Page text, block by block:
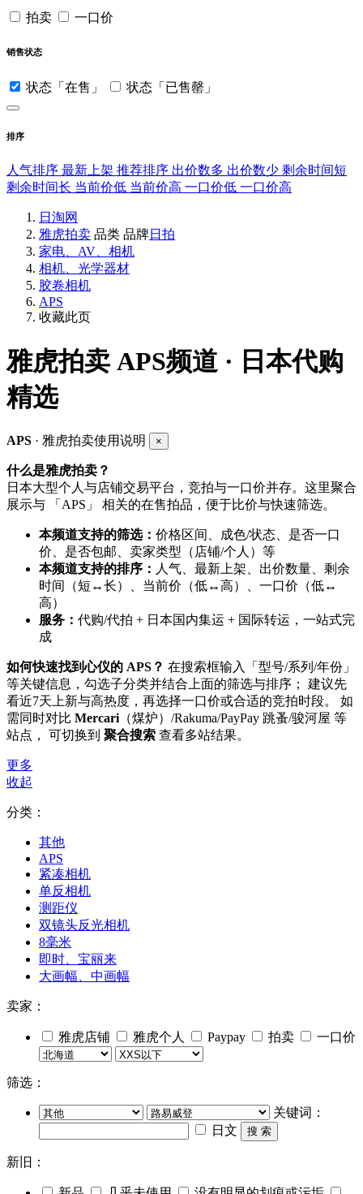
拍卖 一口价
销售状态
状态「在售」 状态「已售罄」
排序
人气排序 最新上架 推荐排序 出价数多 出价数少 剩余时间短
剩余时间长 当前价低 当前价高 一口价低 一口价高
日淘网
雅虎拍卖 品类 品牌日拍
家电、AV、相机
相机、光学器材
胶卷相机
APS
收藏此页
雅虎拍卖 APS频道 · 日本代购
精选
APS · 雅虎拍卖使用说明 ×
什么是雅虎拍卖？
日本大型个人与店铺交易平台，竞拍与一口价并存。这里聚合
展示与 「APS」 相关的在售拍品，便于比价与快速筛选。
本频道支持的筛选： 价格区间、成色/状态、是否一口
价、是否包邮、卖家类型（店铺/个人）等
本频道支持的排序： 人气、最新上架、出价数量、剩余
时间（短↔长）、当前价（低↔高）、一口价（低↔
高）
服务： 代购/代拍 + 日本国内集运 + 国际转运，一站式完
成
如何快速找到心仪的 APS？ 在搜索框输入「型号/系列/年份」
等关键信息，勾选子分类并结合上面的筛选与排序； 建议先
看近7天上新与高热度，再选择一口价或合适的竞拍时段。 如
需同时对比 Mercari （煤炉）/Rakuma/PayPay 跳蚤/骏河屋 等
站点， 可切换到 聚合搜索 查看多站结果。
更多
收起
分类：
其他
APS
紧凑相机
单反相机
测距仪
双镜头反光相机
8毫米
即时、宝丽来
大画幅、中画幅
卖家：
雅虎店铺 雅虎个人 Paypay 拍卖 一口价
筛选：
关键词：
日文
搜 索
新旧：